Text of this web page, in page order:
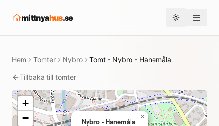
mittnyahus.se Toggle theme
Hem Tomter Nybro Tomt - Nybro - Hanemåla
Tillbaka till tomter
Nybro - Hanemåla
×
+
−